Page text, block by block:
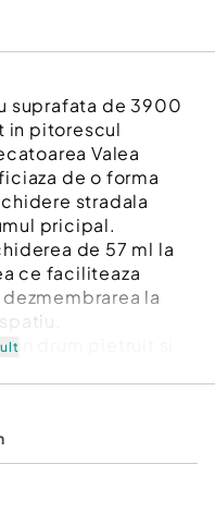
suprafata de 3900
in pitorescul
Valea
de o forma
stradala
pricipal.
de 57 ml la
ce faciliteaza
la
un drum pietruit si
unei fantani cu o
sistemul de
unei fose
adecvata a